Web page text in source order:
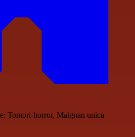
Tomori-horror, Maignan unica